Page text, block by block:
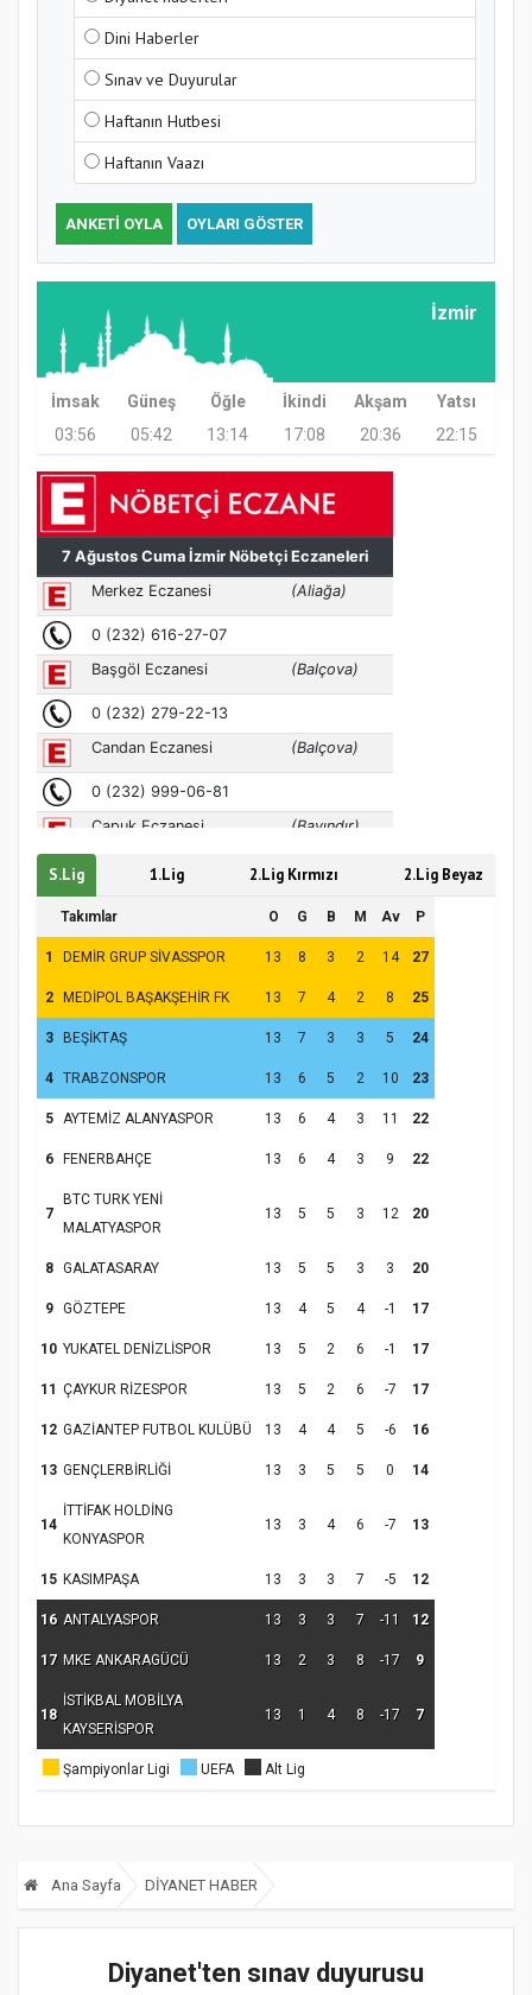
Samsun Atakum’da Yaz Kur’an Kursu
Kapanış Programı
Samsun Atakum’da Ayasofya Camii
Etkinliği
Türkiye’de insanlar dinle bağlarını
koparıyor mu?
Dini Haberler
Sınav ve Duyurular
Haftanın Hutbesi
Haftanın Vaazı
ANKETI OYLA OYLARI GÖSTER
İzmir
İmsak Güneş Öğle İkindi Akşam
Yatsı
03:56
05:42 13:14 17:08 20:36 22:15
S.Lig 1.Lig 2.Lig Kırmızı 2.Lig Beyaz
Takımlar O G B M Av P
1 DEMİR GRUP SİVASSPOR 13 8 3 2 14 27
2 MEDİPOL BAŞAKŞEHİR FK 13 7 4 2 8 25
3 BEŞİKTAŞ 13 7 3 3 5 24
4 TRABZONSPOR 13 6 5 2 10 23
5 AYTEMİZ ALANYASPOR 13 6 4 3 11 22
6 FENERBAHÇE 13 6 4 3 9 22
7
BTC TURK YENİ
MALATYASPOR
13 5 5 3 12 20
8 GALATASARAY 13 5 5 3 3 20
9 GÖZTEPE 13 4 5 4 -1 17
10 YUKATEL DENİZLİSPOR 13 5 2 6 -1 17
11 ÇAYKUR RİZESPOR 13 5 2 6 -7 17
12 GAZİANTEP FUTBOL KULÜBÜ 13 4 4 5 -6 16
13 GENÇLERBİRLİĞİ 13 3 5 5 0 14
14
İTTİFAK HOLDİNG
KONYASPOR
13 3 4 6 -7 13
15 KASIMPAŞA 13 3 3 7 -5 12
16 ANTALYASPOR 13 3 3 7 -11 12
17 MKE ANKARAGÜCÜ 13 2 3 8 -17 9
18
İSTİKBAL MOBİLYA
KAYSERİSPOR
13 1 4 8 -17 7
Şampiyonlar Ligi UEFA Alt Lig
Ana Sayfa DİYANET HABER
Diyanet'ten sınav duyurusu